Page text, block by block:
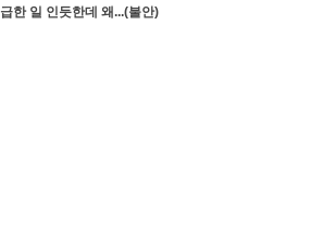
급한 일 인듯한데 왜...(불안)